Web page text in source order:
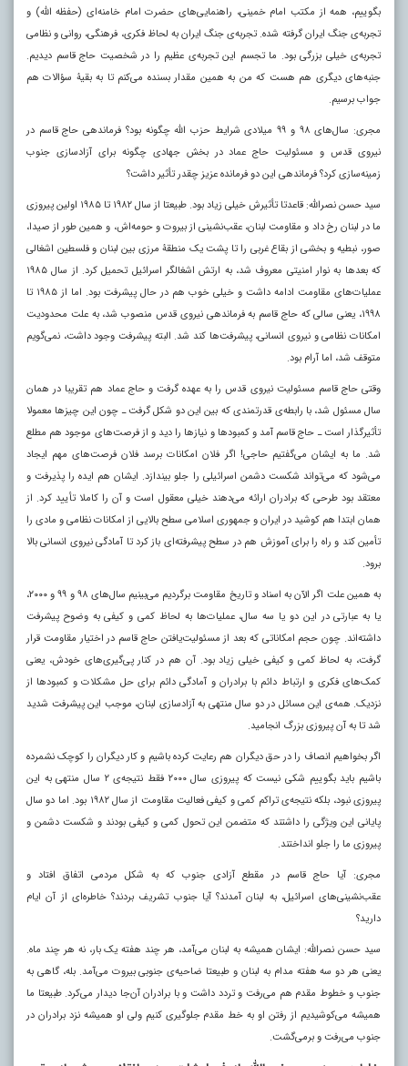
بگوییم، همه از مکتب امام خمینی، راهنمایی‌های حضرت امام خامنه‌ای (حفظه الله) و
تجربه‌ی جنگ ایران گرفته شده. تجربه‌ی جنگ ایران به لحاظ فکری، فرهنگی، روانی و نظامی
تجربه‌ی خیلی بزرگی بود. ما تجسم این تجربه‌ی عظیم را در شخصیت حاج قاسم دیدیم.
جنبه‌های دیگری هم هست که من به همین مقدار بسنده می‌کنم تا به بقیۀ سؤالات هم
جواب برسیم.
مجری: سال‌های ۹۸ و ۹۹ میلادی شرایط حزب الله چگونه بود؟ فرماندهی حاج قاسم در
نیروی قدس و مسئولیت حاج عماد در بخش جهادی چگونه برای آزادسازی جنوب
زمینه‌سازی کرد؟ فرماندهی این دو فرمانده عزیز چقدر تأثیر داشت؟
سید حسن نصرالله: قاعدتا تأثیرش خیلی زیاد بود. طبیعتا از سال ۱۹۸۲ تا ۱۹۸۵ اولین پیروزی
ما در لبنان رخ داد و مقاومت لبنان، عقب‌نشینی از بیروت و حومه‌اش، و همین طور از صیدا،
صور، نبطیه و بخشی از بقاع غربی را تا پشت یک منطقۀ مرزی بین لبنان و فلسطین اشغالی
که بعدها به نوار امنیتی معروف شد، به ارتش اشغالگر اسرائیل تحمیل کرد. از سال ۱۹۸۵
عملیات‌های مقاومت ادامه داشت و خیلی خوب هم در حال پیشرفت بود. اما از ۱۹۸۵ تا
۱۹۹۸، یعنی سالی که حاج قاسم به فرماندهی نیروی قدس منصوب شد، به علت محدودیت
امکانات نظامی و نیروی انسانی، پیشرفت‌ها کند شد. البته پیشرفت وجود داشت، نمی‌گویم
متوقف شد، اما آرام بود.
وقتی حاج قاسم مسئولیت نیروی قدس را به عهده گرفت و حاج عماد هم تقریبا در همان
سال مسئول شد، با رابطه‌ی قدرتمندی که بین این دو شکل گرفت ـ چون این چیزها معمولا
تأثیرگذار است ـ حاج قاسم آمد و کمبودها و نیازها را دید و از فرصت‌های موجود هم مطلع
شد. ما به ایشان می‌گفتیم حاجی! اگر فلان امکانات برسد فلان فرصت‌های مهم ایجاد
می‌شود که می‌تواند شکست دشمن اسرائیلی را جلو بیندازد. ایشان هم ایده را پذیرفت و
معتقد بود طرحی که برادران ارائه می‌دهند خیلی معقول است و آن را کاملا تأیید کرد. از
همان ابتدا هم کوشید در ایران و جمهوری اسلامی سطح بالایی از امکانات نظامی و مادی را
تأمین کند و راه را برای آموزش ‌هم در سطح پیشرفته‌ای باز کرد تا آمادگی نیروی انسانی بالا
برود.
به همین علت اگر الآن به اسناد و تاریخ مقاومت برگردیم می‌بینیم سال‌های ۹۸ و ۹۹ و ۲۰۰۰،
یا به عبارتی در این دو یا سه سال، عملیات‌ها به لحاظ کمی و کیفی به وضوح پیشرفت
داشته‌اند. چون حجم امکاناتی که بعد از مسئولیت‌یافتن حاج قاسم در اختیار مقاومت قرار
گرفت، به لحاظ کمی و کیفی خیلی زیاد بود. آن هم در کنار پی‌گیری‌های خودش، یعنی
کمک‌های فکری و ارتباط دائم با برادران و آمادگی دائم برای حل مشکلات و کمبودها از
نزدیک. همه‌ی این مسائل در دو سال منتهی به آزادسازی لبنان، موجب این پیشرفت شدید
شد تا به آن پیروزی بزرگ انجامید.
اگر بخواهیم انصاف را در حق دیگران هم رعایت کرده باشیم و کار دیگران را کوچک نشمرده
باشیم باید بگوییم شکی نیست که پیروزی سال ۲۰۰۰ فقط نتیجه‌ی ۲ سال منتهی به این
پیروزی نبود، بلکه نتیجه‌ی تراکم کمی و کیفی فعالیت مقاومت از سال ۱۹۸۲ بود. اما دو سال
پایانی این ویژگی را داشتند که متضمن این تحول کمی و کیفی بودند و شکست دشمن و
پیروزی ما را جلو انداختند.
مجری: آیا حاج قاسم در مقطع آزادی جنوب که به شکل مردمی اتفاق افتاد و
عقب‌نشینی‌های اسرائیل، به لبنان آمدند؟ آیا جنوب تشریف بردند؟ خاطره‌ای از آن ایام
دارید؟
سید حسن نصرالله: ایشان همیشه به لبنان می‌آمد، هر چند هفته یک بار، نه هر چند ماه.
یعنی هر دو سه هفته مدام به لبنان و طبیعتا ضاحیه‌ی جنوبی بیروت می‌آمد. بله، گاهی به
جنوب و خطوط مقدم هم می‌رفت و تردد داشت و با برادران آن‌جا دیدار می‌کرد. طبیعتا ما
همیشه می‌کوشیدیم از رفتن او به خط مقدم جلوگیری کنیم ولی او همیشه نزد برادران در
جنوب می‌رفت و برمی‌گشت.